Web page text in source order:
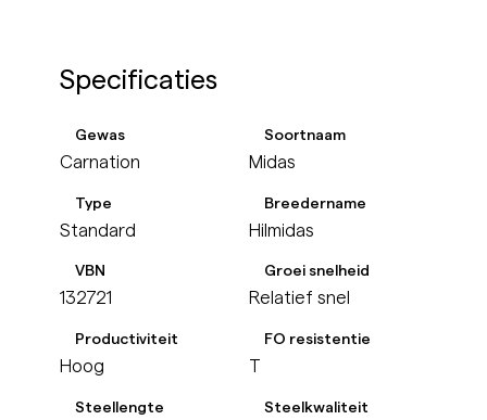
Specificaties
Gewas
Carnation
Soortnaam
Midas
Type
Standard
Breedername
Hilmidas
VBN
132721
Groei snelheid
Relatief snel
Productiviteit
Hoog
FO resistentie
T
Steellengte Steelkwaliteit